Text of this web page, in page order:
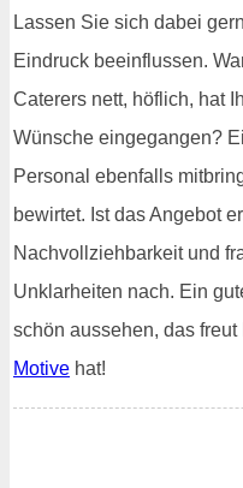
Lassen Sie sich dabei
Eindruck beeinflussen.
Caterers nett, höflich, hat
Wünsche eingegangen?
Personal ebenfalls
bewirtet. Ist das Angebot
Nachvollziehbarkeit und
Unklarheiten nach. Ein
schön aussehen, das freut
Motive hat!